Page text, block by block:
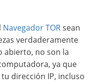
Navegador TORsean
verdaderamente
abierto, no son la
ya que
dirección IP, incluso